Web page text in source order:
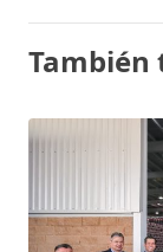
También